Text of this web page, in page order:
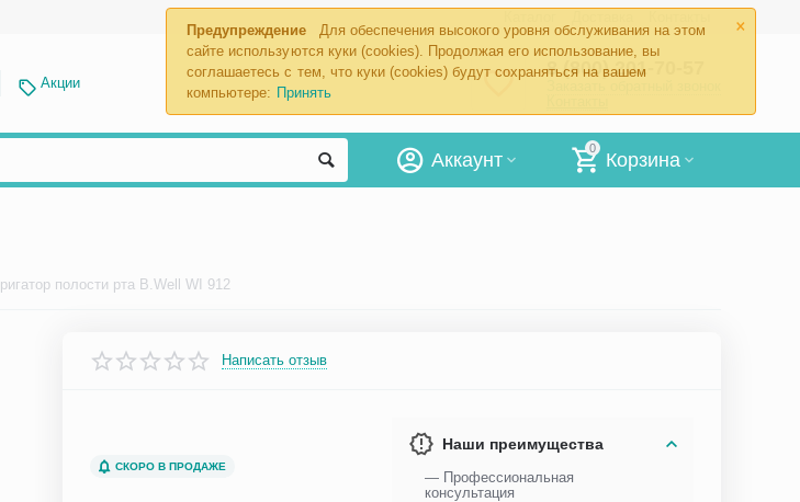
×
Предупреждение
Для обеспечения высокого уровня обслуживания на этом
сайте используются куки (cookies). Продолжая его использование, вы
соглашаетесь с тем, что куки (cookies) будут сохраняться на вашем
компьютере: Принять
Акции
8 (800) 201-70-57
0
Корзина
Аккаунт
полости рта B.Well WI 912
Написать отзыв
СКОРО В ПРОДАЖЕ
Наши преимущества
— Профессиональная
консультация